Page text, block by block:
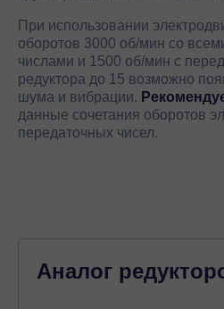
При использовании
оборотов 3000 об/мин со
числами и 1500 об/мин с
редуктора до 15 возможно
шума и вибрации.
данные сочетания оборотов
передаточных чисел.
Аналог